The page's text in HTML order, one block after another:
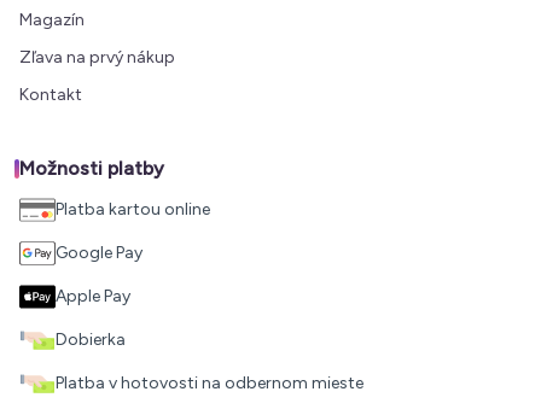
Magazín
Zľava na prvý nákup
Kontakt
Možnosti platby
Platba kartou online
Google Pay
Apple Pay
Dobierka
Platba v hotovosti na odbernom mieste